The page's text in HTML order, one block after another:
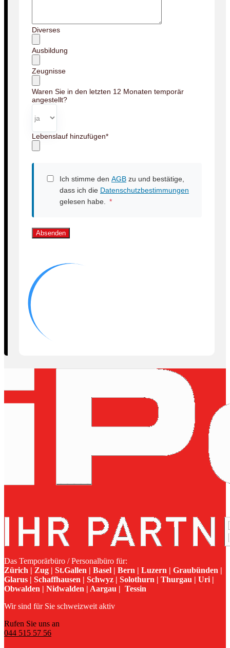
Diverses
Ausbildung
Zeugnisse
Waren Sie in den letzten 12 Monaten temporär
angestellt?
Lebenslauf hinzufügen*
Ich stimme den AGB zu und bestätige,
dass ich die Datenschutzbestimmungen
gelesen habe. *
Absenden
Das Temporärbüro / Personalbüro für:
Zürich | Zug | St.Gallen | Basel | Bern | Luzern | Graubünden |
Glarus | Schaffhausen | Schwyz | Solothurn | Thurgau | Uri |
Obwalden | Nidwalden | Aargau | Tessin
Wir sind für Sie schweizweit aktiv
Rufen Sie uns an
044 515 57 56